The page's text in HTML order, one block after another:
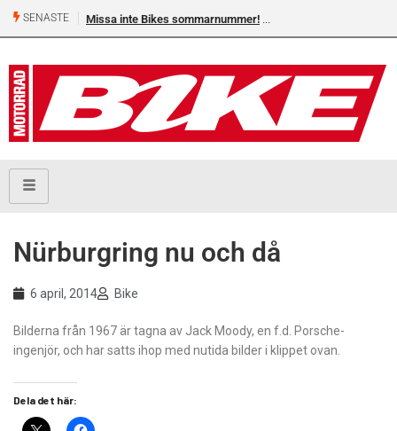
SENASTE Missa inte Bikes sommarnummer!
Nürburgring nu och då
6 april, 2014 Bike
Bilderna från 1967 är tagna av Jack Moody, en f.d. Porsche-
ingenjör, och har satts ihop med nutida bilder i klippet ovan.
Dela det här: